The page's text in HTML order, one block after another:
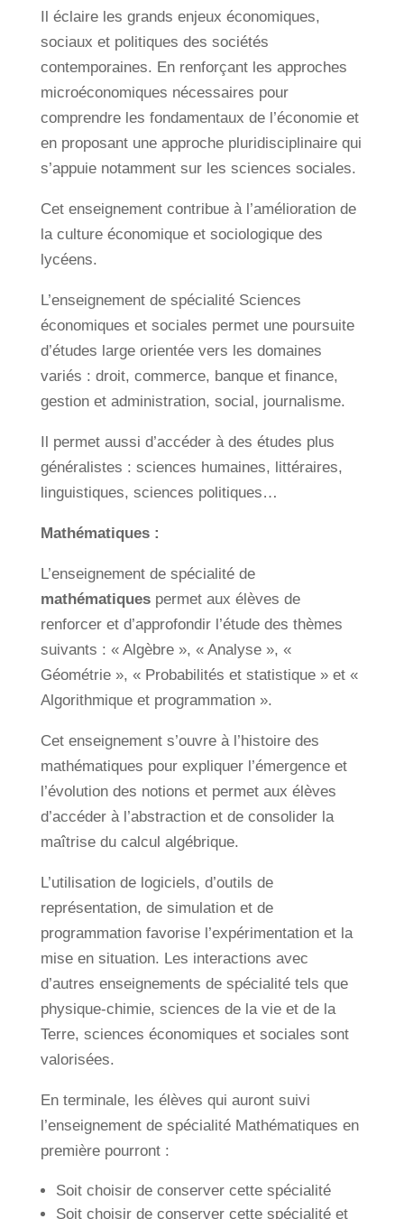
Il éclaire les grands enjeux économiques,
sociaux et politiques des sociétés
contemporaines. En renforçant les approches
microéconomiques nécessaires pour
comprendre les fondamentaux de l’économie et
en proposant une approche pluridisciplinaire qui
s’appuie notamment sur les sciences sociales.
Cet enseignement contribue à l’amélioration de
la culture économique et sociologique des
lycéens.
L’enseignement de spécialité Sciences
économiques et sociales permet une poursuite
d’études large orientée vers les domaines
variés : droit, commerce, banque et finance,
gestion et administration, social, journalisme.
Il permet aussi d’accéder à des études plus
généralistes : sciences humaines, littéraires,
linguistiques, sciences politiques…
Mathématiques :
L’enseignement de spécialité de
mathématiques permet aux élèves de
renforcer et d’approfondir l’étude des thèmes
suivants : « Algèbre », « Analyse », «
Géométrie », « Probabilités et statistique » et «
Algorithmique et programmation ».
Cet enseignement s’ouvre à l’histoire des
mathématiques pour expliquer l’émergence et
l’évolution des notions et permet aux élèves
d’accéder à l’abstraction et de consolider la
maîtrise du calcul algébrique.
L’utilisation de logiciels, d’outils de
représentation, de simulation et de
programmation favorise l’expérimentation et la
mise en situation. Les interactions avec
d’autres enseignements de spécialité tels que
physique-chimie, sciences de la vie et de la
Terre, sciences économiques et sociales sont
valorisées.
En terminale, les élèves qui auront suivi
l’enseignement de spécialité Mathématiques en
première pourront :
Soit choisir de conserver cette spécialité
Soit choisir de conserver cette spécialité et